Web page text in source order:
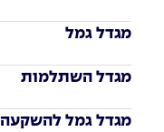
מגדל גמל
מגדל השתלמות
מגדל גמל להשקעה